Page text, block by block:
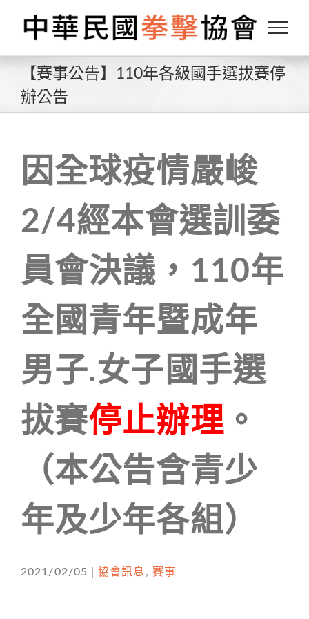
content
【賽事公告】110年各級國手選拔賽停
辦公告
因全球疫情嚴峻
2/4經本會選訓委
員會決議，110年
全國青年暨成年
男子.女子國手選
拔賽停止辦理。
（本公告含青少
年及少年各組）
2021/02/05 協會訊息 , 賽事